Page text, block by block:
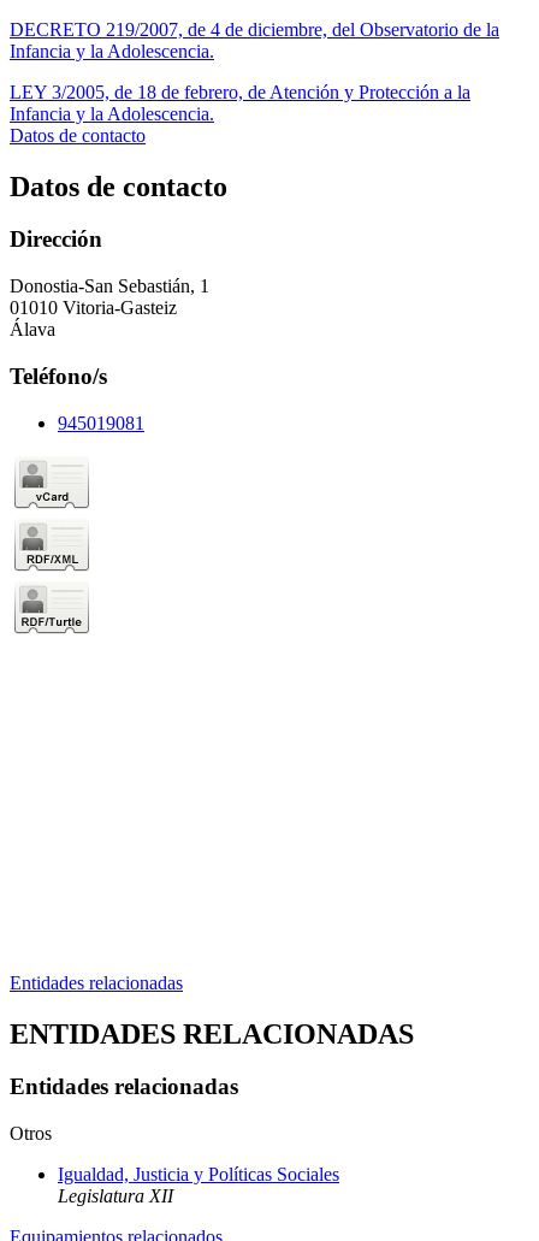
DECRETO 219/2007, de 4 de diciembre, del Observatorio de la
Infancia y la Adolescencia.
LEY 3/2005, de 18 de febrero, de Atención y Protección a la
Infancia y la Adolescencia.
Datos de contacto
Datos de contacto
Dirección
Donostia-San Sebastián, 1
01010 Vitoria-Gasteiz
Álava
Teléfono/s
945019081
Entidades relacionadas
ENTIDADES RELACIONADAS
Entidades relacionadas
Otros
Igualdad, Justicia y Políticas Sociales
Legislatura XII